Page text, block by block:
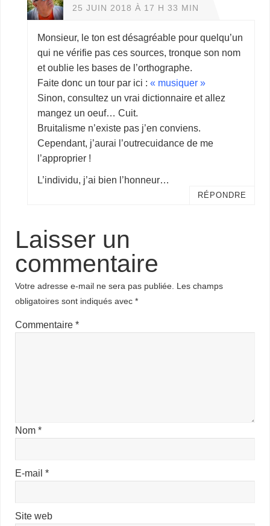
25 JUIN 2018 À 17 H 33 MIN
Monsieur, le ton est désagréable pour quelqu’un
qui ne vérifie pas ces sources, tronque son nom
et oublie les bases de l’orthographe.
Faite donc un tour par ici :« musiquer »
Sinon, consultez un vrai dictionnaire et allez
mangez un oeuf… Cuit.
Bruitalisme n’existe pas j’en conviens.
Cependant, j’aurai l’outrecuidance de me
l’approprier !
L’individu, j’ai bien l’honneur…
RÉPONDRE
Laisser un
commentaire
Votre adresse e-mail ne sera pas publiée. Les champs
obligatoires sont indiqués avec*
Commentaire*
Nom*
E-mail*
Site web